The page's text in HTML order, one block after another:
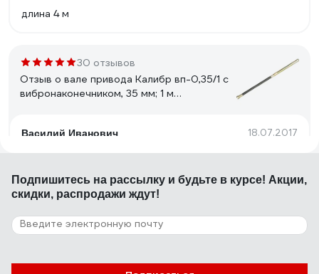
длина 4 м
30 отзывов
Отзыв о вале привода Калибр вп-0,35/1 с
вибронаконечником, 35 мм; 1 м
Василий Иванович 18.07.2017
Неубиваемая
6 отзывов
Отзыв о фрезе REDDIAMOND Premium
310x25.4 мм; количество лопастей 2
Подпишитесь на рассылку и будьте в курсе! Акции,
скидки, распродажи ждут!